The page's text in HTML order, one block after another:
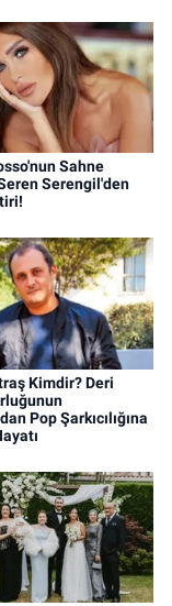
Sahne
Serengil'den
Kimdir? Deri
Pop Şarkıcılığına